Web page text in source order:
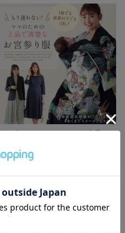
カートへ進む
う迷わない!!ママのための上品で
確認する